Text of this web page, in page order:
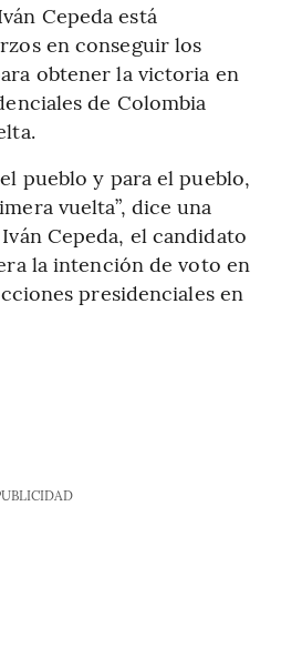
Cepeda está
en conseguir los
obtener la victoria en
de Colombia
pueblo y para el pueblo,
vuelta”, dice una
Cepeda, el candidato
la intención de voto en
presidenciales en